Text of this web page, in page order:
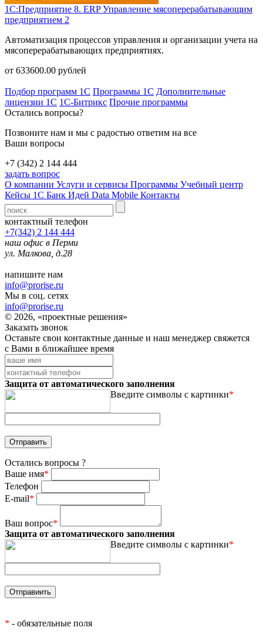
1С:Предприятие 8. ERP Управление мясоперерабатывающим
предприятием 2
Автоматизация процессов управления и организации учета на
мясоперерабатывающих предприятиях.
от 633600.00 рублей
Подбор программ 1С Программы 1С Дополнительные
лицензии 1С 1С-Битрикс Прочие программы
Остались вопросы?
Позвоните нам и мы с радостью ответим на все
Ваши вопросы
+7 (342) 2 144 444
задать вопрос
О компании Услуги и сервисы Программы Учебный центр
Кейсы 1С Банк Идей Data Mobile Контакты
контактный телефон
+7(342) 2 144 444
наш офис в Перми
ул. Малкова, д.28
напишите нам
info@prorise.ru
Мы в соц. сетях
info@prorise.ru
© 2026, «проектные решения»
Заказать звонок
Оставьте свои контактные данные и наш менеджер свяжется
с Вами в ближайшее время
Защита от автоматического заполнения
Введите символы с картинки*
Остались вопросы ?
Ваше имя*
Телефон
E-mail*
Ваш вопрос*
Защита от автоматического заполнения
Введите символы с картинки*
* - обязательные поля